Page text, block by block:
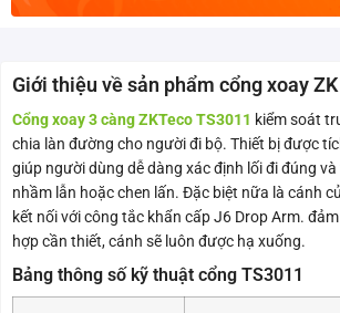
Giới thiệu về sản phẩm cổng xoay ZK
Cổng xoay 3 càng ZKTeco TS3011 kiểm soát
chia làn đường cho người đi bộ. Thiết bị được
giúp người dùng dễ dàng xác định lối đi đúng
nhầm lẫn hoặc chen lấn. Đặc biệt nữa là cánh
kết nối với công tắc khẩn cấp J6 Drop Arm.
hợp cần thiết, cánh sẽ luôn được hạ xuống.
Bảng thông số kỹ thuật cổng TS3011